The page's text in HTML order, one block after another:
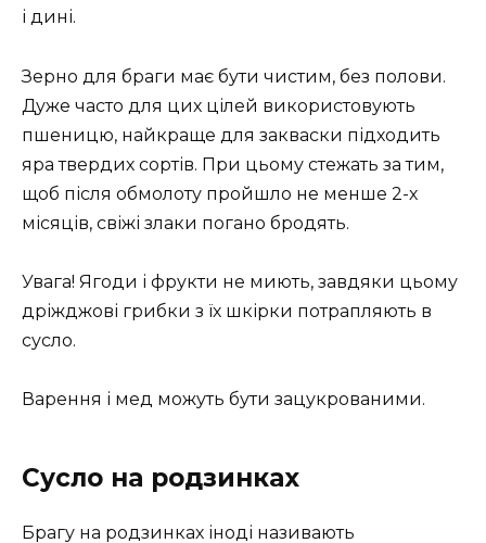
і дині.
Зерно для браги має бути чистим, без полови.
Дуже часто для цих цілей використовують
пшеницю, найкраще для закваски підходить
яра твердих сортів. При цьому стежать за тим,
щоб після обмолоту пройшло не менше 2-х
місяців, свіжі злаки погано бродять.
Увага! Ягоди і фрукти не миють, завдяки цьому
дріжджові грибки з їх шкірки потрапляють в
сусло.
Варення і мед можуть бути зацукрованими.
Сусло на родзинках
Брагу на родзинках іноді називають